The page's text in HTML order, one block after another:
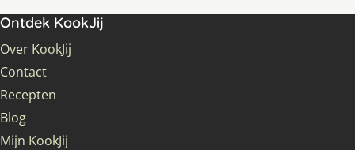
Ontdek KookJij
Over KookJij
Contact
Recepten
Blog
Mijn KookJij